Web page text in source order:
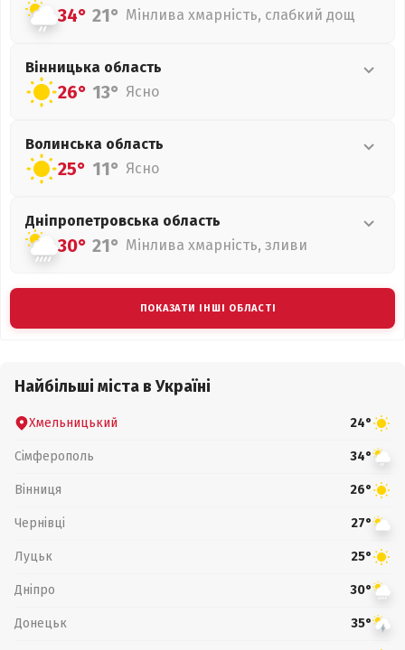
34° 21° Мінлива хмарність, слабкий дощ
Вінницька область
26° 13° Ясно
Волинська область
25° 11° Ясно
Дніпропетровська область
30° 21° Мінлива хмарність, зливи
ПОКАЗАТИ ІНШІ ОБЛАСТІ
Найбільші міста в Україні
Хмельницький 24°
Сімферополь 34°
Вінниця 26°
Чернівці 27°
Луцьк 25°
Дніпро 30°
Донецьк 35°